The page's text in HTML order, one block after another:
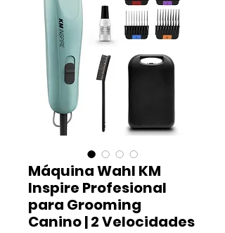
Máquina Wahl KM
Inspire Profesional
para Grooming
Canino | 2 Velocidades